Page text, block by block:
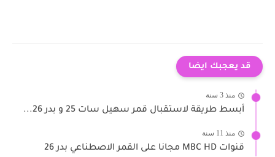
قد يعجبك ايضا
منذ 3 سنة
أبسط طريقة لاستقبال قمر سهيل سات 25 و بدر 26...
منذ 11 سنة
قنوات MBC HD مجانا على القمر الاصطناعي بدر 26